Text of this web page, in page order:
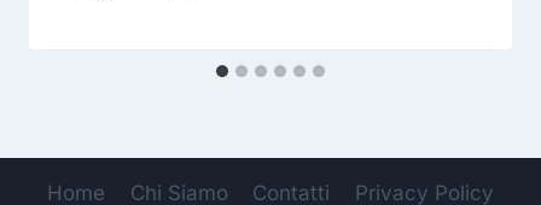
Home Chi Siamo Contatti Privacy Policy